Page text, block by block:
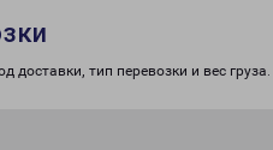
доставки, тип перевозки и вес груза.